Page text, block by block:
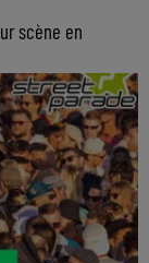
scène en